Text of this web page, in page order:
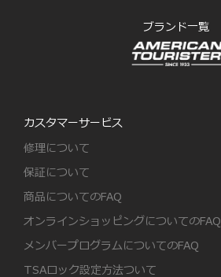
ブランド一覧
カスタマーサービス
修理について
保証について
商品についてのFAQ
オンラインショッピングについてのFAQ
メンバープログラムについてのFAQ
TSAロック設定方法ついて